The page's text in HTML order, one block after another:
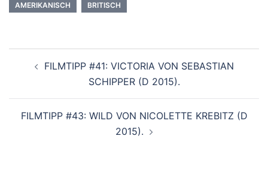
AMERIKANISCH BRITISCH
FILMTIPP #41: VICTORIA VON SEBASTIAN
SCHIPPER (D 2015).
FILMTIPP #43: WILD VON NICOLETTE KREBITZ (D
2015).